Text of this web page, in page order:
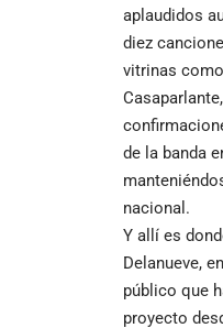
aplaudidos
diez
vitrinas
de la banda
nacional.
Y allí es
Delanueve,
público que
proyecto